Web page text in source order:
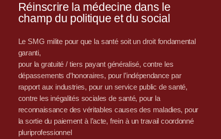
Réinscrire la médecine dans le
champ du politique et du social
Le SMG milite pour que la santé soit un droit fondamental
garanti,
pour la gratuité / tiers payant généralisé, contre les
dépassements d’honoraires, pour l’indépendance par
rapport aux industries, pour un service public de santé,
contre les inégalités sociales de santé, pour la
reconnaissance des véritables causes des maladies, pour
la sortie du paiement à l’acte, frein à un travail coordonné
pluriprofessionnel